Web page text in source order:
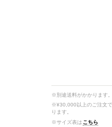
※別途送料がかかります。
※¥30,000以上のご注文
ります。
※サイズ表は こちら